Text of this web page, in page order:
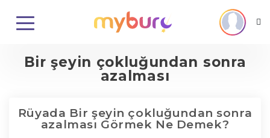
Bir şeyin çokluğundan sonra
azalması
Rüyada Bir şeyin çokluğundan sonra
azalması Görmek Ne Demek?